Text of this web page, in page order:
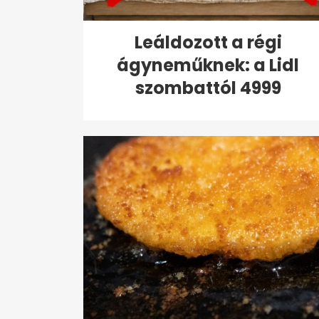
Leáldozott a régi
ágyneműknek: a Lidl
szombattól 4999